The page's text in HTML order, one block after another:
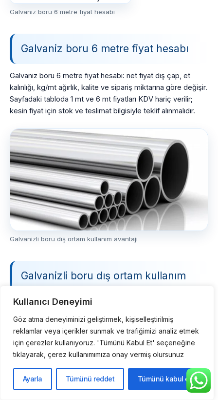
Kullanıcı Deneyimi
Göz atma deneyiminizi geliştirmek, kişiselleştirilmiş
reklamlar veya içerikler sunmak ve trafiğimizi analiz etmek
için çerezler kullanıyoruz. 'Tümünü Kabul Et' seçeneğine
tıklayarak, çerez kullanımımıza onay vermiş olursunuz
Ayarla Tümünü reddet Tümünü kabul et
Galvaniz boru 6 metre fiyat hesabı
Galvaniz boru 6 metre fiyat hesabı
Galvaniz boru 6 metre fiyat hesabı: net fiyat dış çap, et
kalınlığı, kg/mt ağırlık, kalite ve sipariş miktarına göre değişir.
Sayfadaki tabloda 1 mt ve 6 mt fiyatları KDV hariç verilir;
kesin fiyat için stok ve teslimat bilgisiyle teklif alınmalıdır.
Galvanizli boru dış ortam kullanım avantajı
Galvanizli boru dış ortam kullanım
Galvanizli boru dış ortam kullanım avantajı: galvanizli yüzey
korozyon dayanımı sağlar; ancak fiyat dış çap, et kalınlığı,
kaplama kalitesi, kg/mt ağırlık ve sipariş miktarına göre
değişir.
Galvanizli Boru Google aramalarında